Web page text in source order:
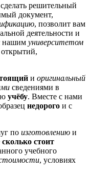
решительный
документ,
, позволит вам
деятельности и
нашим университетом
и оригинальный
сведениями в
учёбу. Вместе с нами
недорого и с
по изготовлению и
сколько стоит
учебного
, условиях